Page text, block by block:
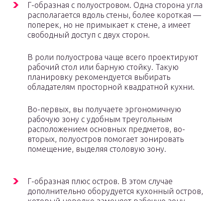
Г-образная с полуостровом. Одна сторона угла
располагается вдоль стены, более короткая —
поперек, но не примыкает к стене, а имеет
свободный доступ с двух сторон.
В роли полуострова чаще всего проектируют
рабочий стол или барную стойку. Такую
планировку рекомендуется выбирать
обладателям просторной квадратной кухни.
Во-первых, вы получаете эргономичную
рабочую зону с удобным треугольным
расположением основных предметов, во-
вторых, полуостров помогает зонировать
помещение, выделяя столовую зону.
Г-образная плюс остров. В этом случае
дополнительно оборудуется кухонный остров,